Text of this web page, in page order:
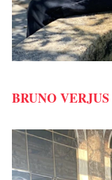
BRUNO VERJUS